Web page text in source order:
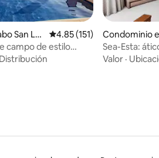
evaluaciones
San Lu
Calificación promedio:
4.85 (151)
campo de estilo
de
Distribución
Condominio
Sea-Esta:
Cancún
Valor ·